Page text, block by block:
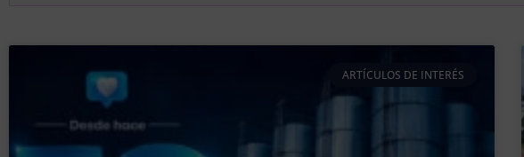
ARTÍCULOS DE INTERÉS